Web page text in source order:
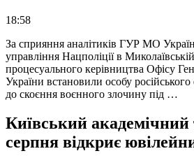
18:58
За сприяння аналітиків ГУР МО
управління Нацполіції в Миколаївській
процесуального керівництва Офісу
України встановили особу
до скоєння воєнного злочину під …
Київський академічний
серпня відкриє